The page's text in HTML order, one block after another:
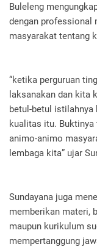
Buleleng
dengan professional
masyarakat tentang
“ketika perguruan
laksanakan dan kita
betul-betul istilahnya
kualitas itu.
animo-animo
lembaga kita” ujar
Sundayana juga
memberikan materi,
maupun kurikulum
mempertanggung